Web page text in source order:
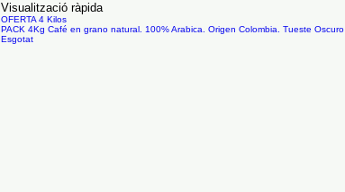
Visualització ràpida
OFERTA 4 Kilos
PACK 4Kg Café en grano natural. 100% Arabica. Origen Colombia. Tueste Oscuro
Esgotat